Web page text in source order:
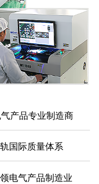
产品专业制造商
国际质量体系
电气产品制造业